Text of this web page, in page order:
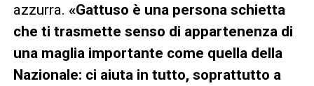
azzurra. «Gattuso è una persona schietta
che ti trasmette senso di appartenenza di
una maglia importante come quella della
Nazionale: ci aiuta in tutto, soprattutto a